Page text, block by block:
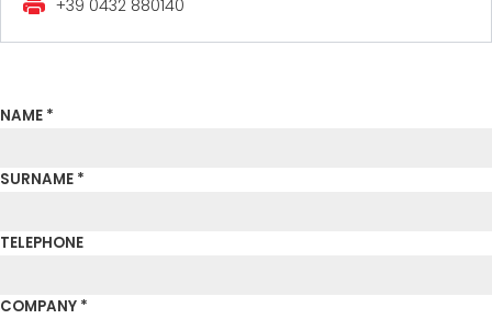
CERTIFIKOVANÝ SECOND-HAND MEP GROUP
+39 0432 880140
NAME *
SURNAME *
TELEPHONE
COMPANY *